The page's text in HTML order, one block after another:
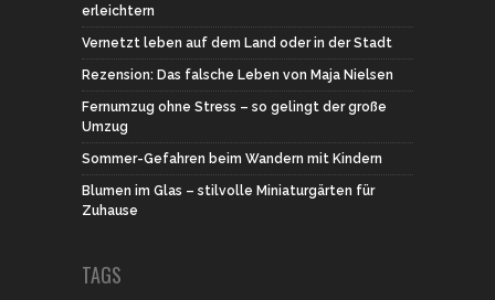
erleichtern
Vernetzt leben auf dem Land oder in der Stadt
Rezension: Das falsche Leben von Maja Nielsen
Fernumzug ohne Stress – so gelingt der große
Umzug
Sommer-Gefahren beim Wandern mit Kindern
Blumen im Glas – stilvolle Miniaturgärten für
Zuhause
TAGS